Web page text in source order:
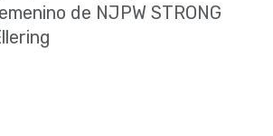
de NJPW STRONG